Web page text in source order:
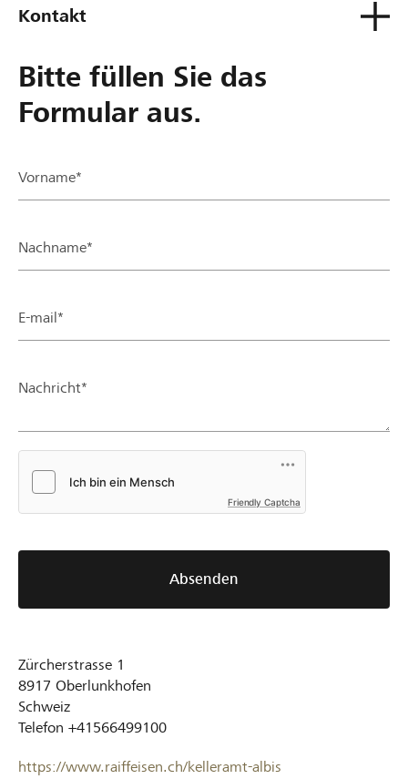
Kontakt
Bitte füllen Sie das
Formular aus.
Vorname*
Nachname*
E-mail*
Nachricht*
Friendly Captcha
Absenden
Zürcherstrasse 1
8917 Oberlunkhofen
Schweiz
Telefon +41566499100
https://www.raiffeisen.ch/kelleramt-albis